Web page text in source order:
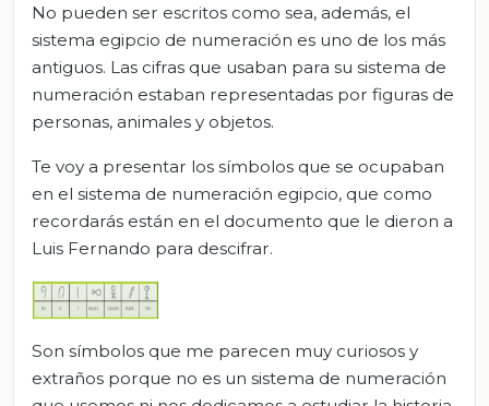
No pueden ser escritos como sea, además, el
sistema egipcio de numeración es uno de los más
antiguos. Las cifras que usaban para su sistema de
numeración estaban representadas por figuras de
personas, animales y objetos.
Te voy a presentar los símbolos que se ocupaban
en el sistema de numeración egipcio, que como
recordarás están en el documento que le dieron a
Luis Fernando para descifrar.
Son símbolos que me parecen muy curiosos y
extraños porque no es un sistema de numeración